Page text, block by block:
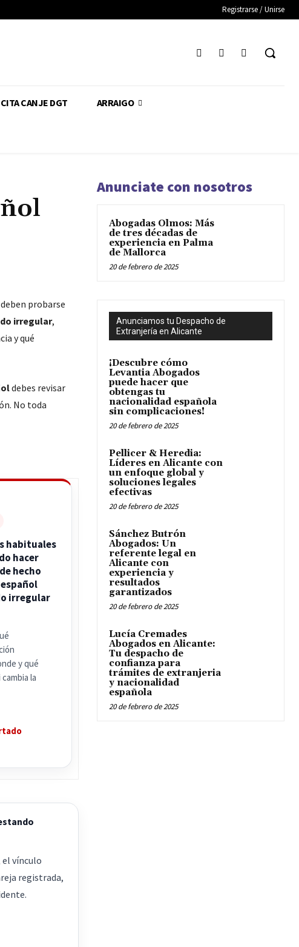
Registrarse / Unirse
CITA CANJE DGT ARRAIGO
probarse
irregular,
y qué
debes revisar
No toda
habituales
hacer
hecho
irregular
y qué
la
el vínculo
registrada,
Anunciate con nosotros
Abogadas Olmos: Más
de tres décadas de
experiencia en Palma
de Mallorca
20 de febrero de 2025
Anunciamos tu Despacho de
Extranjería en Alicante
¡Descubre cómo
Levantia Abogados
puede hacer que
obtengas tu
nacionalidad española
sin complicaciones!
20 de febrero de 2025
Pellicer & Heredia:
Líderes en Alicante con
un enfoque global y
soluciones legales
efectivas
20 de febrero de 2025
Sánchez Butrón
Abogados: Un
referente legal en
Alicante con
experiencia y
resultados
garantizados
20 de febrero de 2025
Lucía Cremades
Abogados en Alicante:
Tu despacho de
confianza para
trámites de extranjeria
y nacionalidad
española
20 de febrero de 2025